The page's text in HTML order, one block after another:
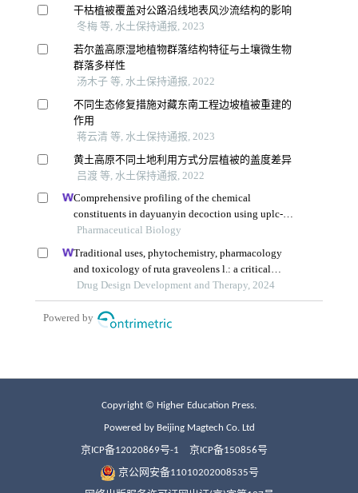
Copyright © Higher Education Press.
Powered by Beijing Magtech Co. Ltd
京ICP备12020869号-1 京ICP备150856号
京公网安备11010202008535号